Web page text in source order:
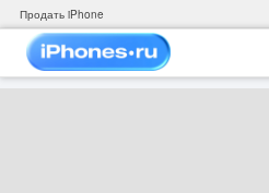
Продать iPhone